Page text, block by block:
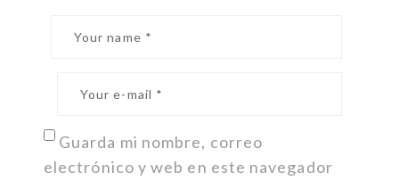
Guarda mi nombre, correo
electrónico y web en este navegador